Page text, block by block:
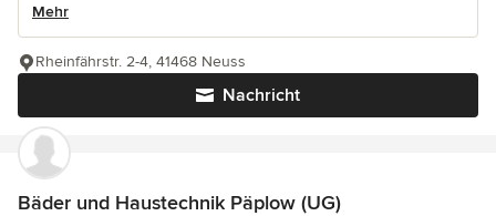
Mehr
Nachricht
Rheinfährstr. 2-4, 41468 Neuss
Bäder und Haustechnik Päplow (UG)